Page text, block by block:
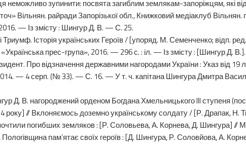
неможливо зупинити: посвята загиблим зем­лякам-запоріжцям, які
Вільнян. райради Запорізької обл., Книжковий медіаклуб
— Із змісту : Шингур Д. В. — С. 25.
Триумф. Історія українських Героїв / [упоряд. М. Семенченко;
прес-група», 2016. — 296 с. : іл. — Із змісту : [Шингур Д.
Про відзначення державними нагородами України : Указ від
— 4 серп. (№ 33). — С. 16. — У т. ч. капітана Шингура Дмитра
Д. В. нагороджений орденом Богдана Хмель­ницького III ступеня
року] // Вклоняємось доземно українському солдату / [Р. Драпак,
погибших земляков : [Р. Соловьева, А. Кор­нева, Д. Шингура]
Пологівщина пам’ятає своїх героїв : [Д. Шингура, Р. Соловйова, А.